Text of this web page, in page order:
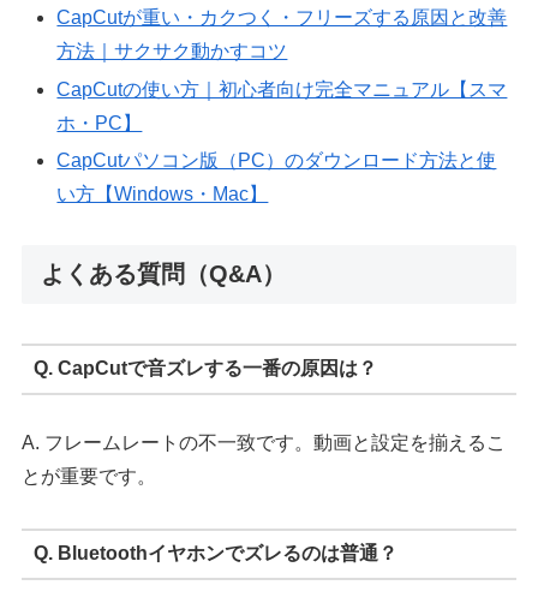
CapCutが重い・カクつく・フリーズする原因と改善
方法｜サクサク動かすコツ
CapCutの使い方｜初心者向け完全マニュアル【スマ
ホ・PC】
CapCutパソコン版（PC）のダウンロード方法と使
い方【Windows・Mac】
よくある質問（Q&A）
Q. CapCutで音ズレする一番の原因は？
A. フレームレートの不一致です。動画と設定を揃えるこ
とが重要です。
Q. Bluetoothイヤホンでズレるのは普通？